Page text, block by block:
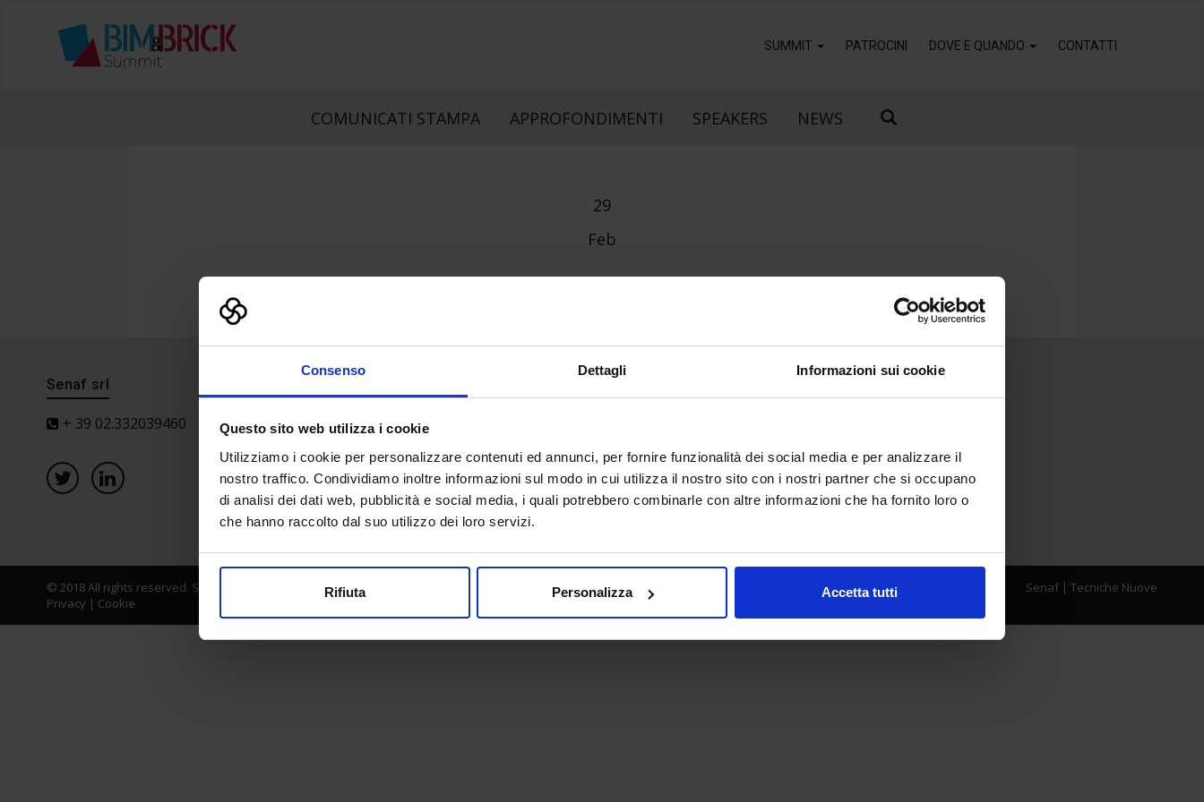
Consenso Dettagli Informazioni sui cookie
Questo sito web utilizza i cookie
Utilizziamo i cookie per personalizzare contenuti ed annunci, per fornire funzionalità dei social media e per analizzare il
nostro traffico. Condividiamo inoltre informazioni sul modo in cui utilizza il nostro sito con i nostri partner che si occupano
di analisi dei dati web, pubblicità e social media, i quali potrebbero combinarle con altre informazioni che ha fornito loro o
che hanno raccolto dal suo utilizzo dei loro servizi.
Rifiuta Personalizza Accetta tutti
SUMMIT PATROCINI DOVE E QUANDO CONTATTI
COMUNICATI STAMPA APPROFONDIMENTI SPEAKERS NEWS
29
Feb
Senaf srl
+ 39 02.332039460
© 2018 All rights reserved. Senaf srl - Gruppo Tecniche Nuove Spa - P.IVA 06382730155 - C.F. 02213830371
Privacy | Cookie
Senaf| Tecniche Nuove